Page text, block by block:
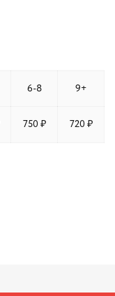
6-8 9+
750 ₽ 720 ₽